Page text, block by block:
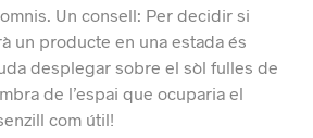
Un consell: Per decidir si
un producte en una estada és
desplegar sobre el sòl fulles de
de l’espai que ocuparia el
com útil!